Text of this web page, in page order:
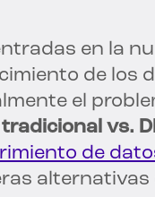
en la
de
el
tradicional vs.
de
alternativas